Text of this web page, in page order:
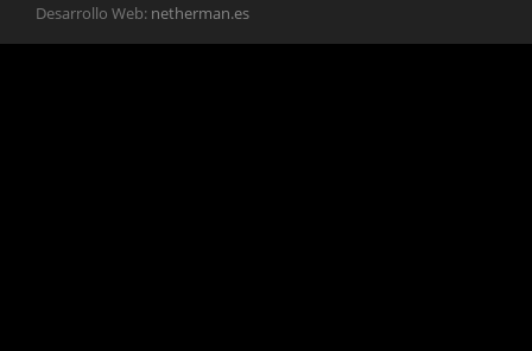
Desarrollo Web: netherman.es